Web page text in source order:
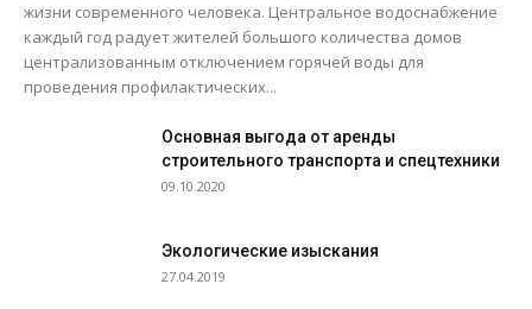
жизни современного человека. Центральное водоснабжение
каждый год радует жителей большого количества домов
централизованным отключением горячей воды для
проведения профилактических...
Основная выгода от аренды
строительного транспорта и спецтехники
09.10.2020
Экологические изыскания
27.04.2019